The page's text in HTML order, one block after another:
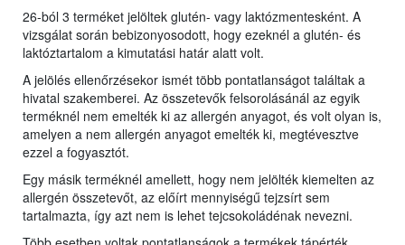
26-ból 3 terméket jelöltek glutén- vagy laktózmentesként. A
vizsgálat során bebizonyosodott, hogy ezeknél a glutén- és
laktóztartalom a kimutatási határ alatt volt.
A jelölés ellenőrzésekor ismét több pontatlanságot találtak a
hivatal szakemberei. Az összetevők felsorolásánál az egyik
terméknél nem emelték ki az allergén anyagot, és volt olyan is,
amelyen a nem allergén anyagot emelték ki, megtévesztve
ezzel a fogyasztót.
Egy másik terméknél amellett, hogy nem jelölték kiemelten az
allergén összetevőt, az előírt mennyiségű tejzsírt sem
tartalmazta, így azt nem is lehet tejcsokoládénak nevezni.